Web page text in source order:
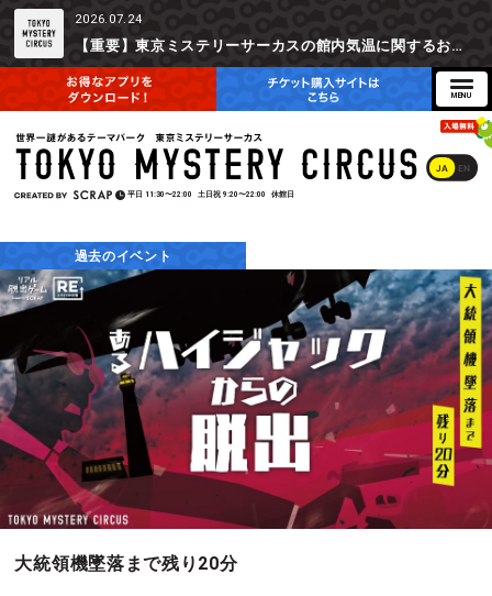
2026.07.24
【重要】東京ミステリーサーカスの館内気温に関するお詫びとご参加辞退時の返金対応について
JA EN
平日 11:30〜22:00 土日祝 9:20〜22:00 休館日
過去のイベント
大統領機墜落まで残り20分